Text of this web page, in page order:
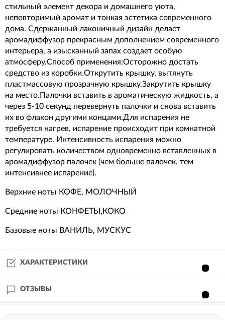
стильный элемент декора и домашнего уюта,
неповторимый аромат и тонкая эстетика современного
дома. Сдержанный лаконичный дизайн делает
аромадиффузор прекрасным дополнением современного
интерьера, а изысканный запах создает особую
атмосферу.Способ применения:Осторожно достать
средство из коробки.Открутить крышку, вытянуть
пластмассовую прозрачную крышку.Закрутить крышку
на место.Палочки вставить в ароматическую жидкость, а
через 5-10 секунд перевернуть палочки и снова вставить
их во флакон другими концами.Для испарения не
требуется нагрев, испарение происходит при комнатной
температуре. Интенсивность испарения можно
регулировать количеством одновременно вставленных в
аромадиффузор палочек (чем больше палочек, тем
интенсивнее испарение).
Верхние ноты КОФЕ, МОЛОЧНЫЙ
Средние ноты КОНФЕТЫ,КОКО
Базовые ноты ВАНИЛЬ, МУСКУС
ХАРАКТЕРИСТИКИ
ОТЗЫВЫ